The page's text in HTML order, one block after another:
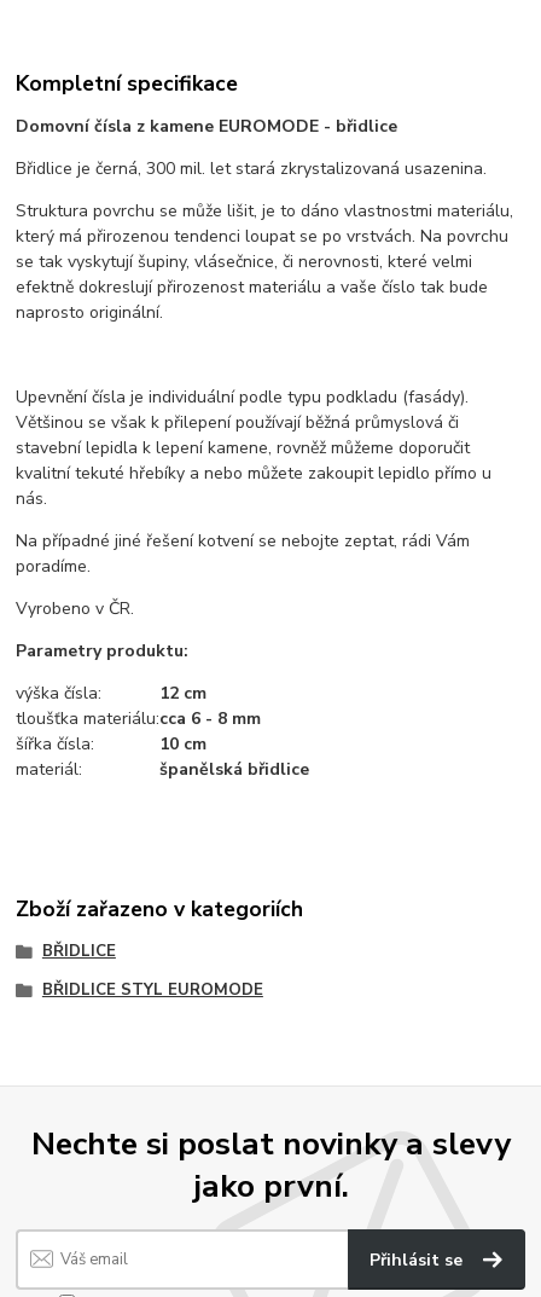
Kompletní specifikace
Domovní čísla z kamene EUROMODE - břidlice
Břidlice je černá, 300 mil. let stará zkrystalizovaná usazenina.
Struktura povrchu se může lišit, je to dáno vlastnostmi materiálu,
který má přirozenou tendenci loupat se po vrstvách. Na povrchu
se tak vyskytují šupiny, vlásečnice, či nerovnosti, které velmi
efektně dokreslují přirozenost materiálu a vaše číslo tak bude
naprosto originální.
Upevnění čísla je individuální podle typu podkladu (fasády).
Většinou se však k přilepení používají běžná průmyslová či
stavební lepidla k lepení kamene, rovněž můžeme doporučit
kvalitní tekuté hřebíky a nebo můžete zakoupit lepidlo přímo u
nás.
Na případné jiné řešení kotvení se nebojte zeptat, rádi Vám
poradíme.
Vyrobeno v ČR.
Parametry produktu:
výška čísla:
12 cm
tloušťka materiálu:cca 6 - 8 mm
šířka čísla:
10 cm
materiál:
španělská břidlice
Zboží zařazeno v kategoriích
BŘIDLICE
BŘIDLICE STYL EUROMODE
Nechte si poslat novinky a slevy
jako první.
Přihlásit se